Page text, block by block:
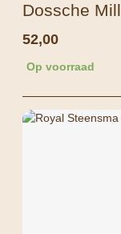
Dossche
52,00
Op voorraad